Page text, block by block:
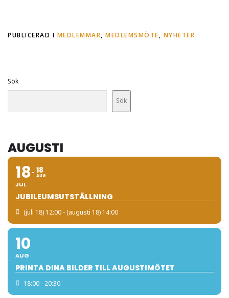
PUBLICERAD I MEDLEMMAR, MEDLEMSMÖTE, NYHETER
Sök
Sök
AUGUSTI
18
JUL
18
AUG
JUBILEUMSUTSTÄLLNING
(juli 18) 12:00 - (augusti 18) 14:00
10
AUG
PRINTA DINA BILDER TILL AUGUSTIMÖTET
18:00 - 20:30